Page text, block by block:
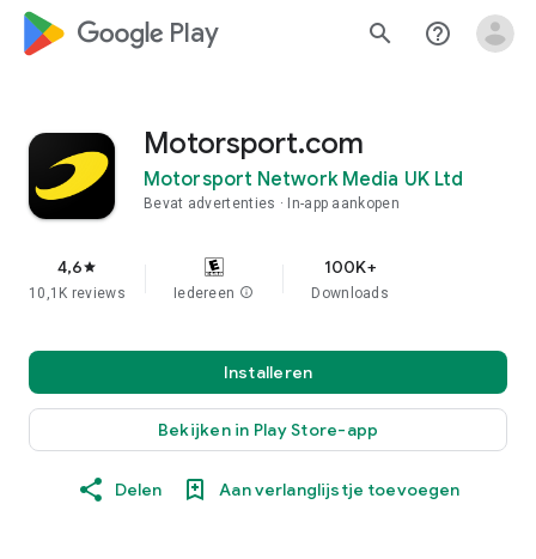
google_logo Play search help_outline
Motorsport.com
Motorsport Network Media UK Ltd
Bevat advertenties In-app aankopen
4,6star
10,1K reviews Iedereen info
100K+
Downloads
Installeren
Bekijken in Play Store-app
Delen Aan verlanglijstje toevoegen